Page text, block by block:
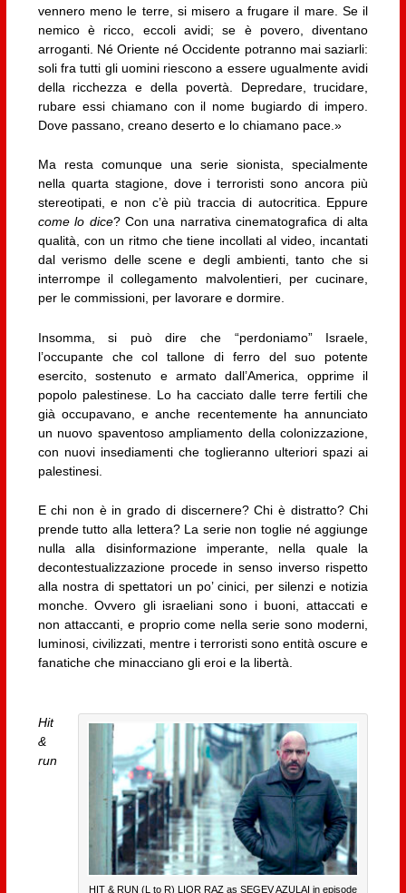
vennero meno le terre, si misero a frugare il mare. Se il
nemico è ricco, eccoli avidi; se è povero, diventano
arroganti. Né Oriente né Occidente potranno mai saziarli:
soli fra tutti gli uomini riescono a essere ugualmente avidi
della ricchezza e della povertà. Depredare, trucidare,
rubare essi chiamano con il nome bugiardo di impero.
Dove passano, creano deserto e lo chiamano pace.»
Ma resta comunque una serie sionista, specialmente
nella quarta stagione, dove i terroristi sono ancora più
stereotipati, e non c’è più traccia di autocritica. Eppure
come lo dice? Con una narrativa cinematografica di alta
qualità, con un ritmo che tiene incollati al video, incantati
dal verismo delle scene e degli ambienti, tanto che si
interrompe il collegamento malvolentieri, per cucinare,
per le commissioni, per lavorare e dormire.
Insomma, si può dire che “perdoniamo” Israele,
l’occupante che col tallone di ferro del suo potente
esercito, sostenuto e armato dall’America, opprime il
popolo palestinese. Lo ha cacciato dalle terre fertili che
già occupavano, e anche recentemente ha annunciato
un nuovo spaventoso ampliamento della colonizzazione,
con nuovi insediamenti che toglieranno ulteriori spazi ai
palestinesi.
E chi non è in grado di discernere? Chi è distratto? Chi
prende tutto alla lettera? La serie non toglie né aggiunge
nulla alla disinformazione imperante, nella quale la
decontestualizzazione procede in senso inverso rispetto
alla nostra di spettatori un po’ cinici, per silenzi e notizia
monche. Ovvero gli israeliani sono i buoni, attaccati e
non attaccanti, e proprio come nella serie sono moderni,
luminosi, civilizzati, mentre i terroristi sono entità oscure e
fanatiche che minacciano gli eroi e la libertà.
HIT & RUN (L to R) LIOR RAZ as SEGEV AZULAI in episode
Hit
&
run